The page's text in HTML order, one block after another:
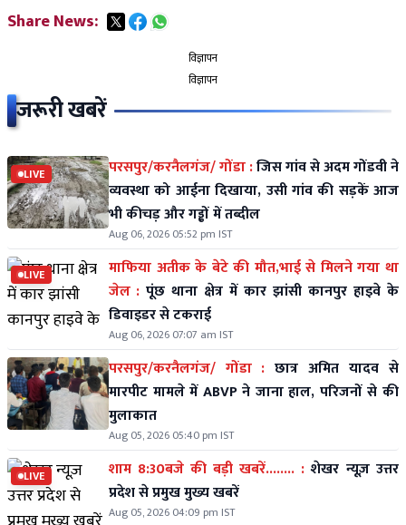
Share News:
विज्ञापन
विज्ञापन
जरूरी खबरें
LIVE परसपुर/करनैलगंज/ गोंडा :जिस गांव से अदम गोंडवी ने
व्यवस्था को आईना दिखाया, उसी गांव की सड़कें आज
भी कीचड़ और गड्ढों में तब्दील
Aug 06, 2026 05:52 pm IST
LIVE
माफिया अतीक के बेटे की मौत,भाई से मिलने गया था
जेल : पूंछ थाना क्षेत्र में कार झांसी कानपुर हाइवे के
डिवाइडर से टकराई
Aug 06, 2026 07:07 am IST
परसपुर/करनैलगंज/ गोंडा : छात्र अमित यादव से
मारपीट मामले में ABVP ने जाना हाल, परिजनों से की
मुलाकात
Aug 05, 2026 05:40 pm IST
LIVE शाम 8:30बजे की बड़ी खबरें........ : शेखर न्यूज़ उत्तर
प्रदेश से प्रमुख मुख्य खबरें
Aug 05, 2026 04:09 pm IST